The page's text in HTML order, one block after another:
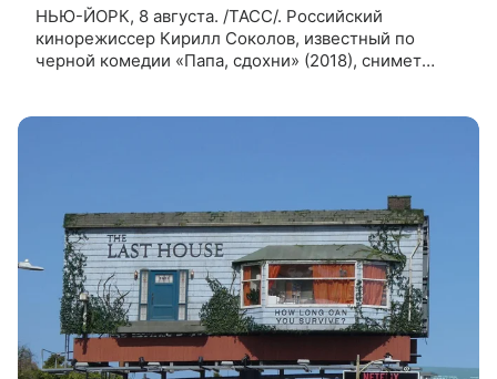
НЬЮ-ЙОРК, 8 августа. /ТАСС/. Российский
кинорежиссер Кирилл Соколов, известный по
черной комедии «Папа, сдохни» (2018), снимет